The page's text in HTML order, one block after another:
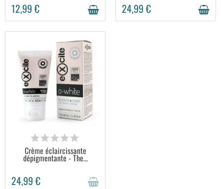
12,99 € 24,99 €
STOCK ÉPUISÉ
Crème éclaircissante
dépigmentante - The...
24,99 €